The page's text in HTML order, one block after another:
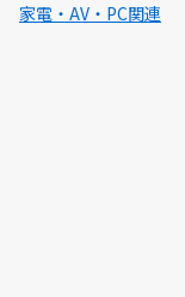
家電・AV・PC関連